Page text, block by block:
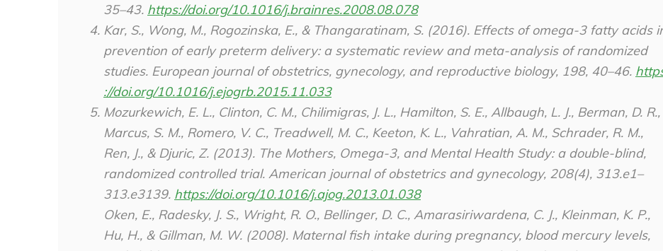
35–43. https://doi.org/10.1016/j.brainres.2008.08.078
Kar, S., Wong, M., Rogozinska, E., & Thangaratinam, S. (2016). Effects of omega-3 fatty acids
prevention of early preterm delivery: a systematic review and meta-analysis of randomized
studies. European journal of obstetrics, gynecology, and reproductive biology, 198, 40–46.
://doi.org/10.1016/j.ejogrb.2015.11.033
Mozurkewich, E. L., Clinton, C. M., Chilimigras, J. L., Hamilton, S. E., Allbaugh, L. J., Berman, D. R.,
Marcus, S. M., Romero, V. C., Treadwell, M. C., Keeton, K. L., Vahratian, A. M., Schrader, R. M.,
Ren, J., & Djuric, Z. (2013). The Mothers, Omega-3, and Mental Health Study: a double-blind,
randomized controlled trial. American journal of obstetrics and gynecology, 208(4), 313.e1–
313.e3139. https://doi.org/10.1016/j.ajog.2013.01.038
Oken, E., Radesky, J. S., Wright, R. O., Bellinger, D. C., Amarasiriwardena, C. J., Kleinman, K. P.,
Hu, H., & Gillman, M. W. (2008). Maternal fish intake during pregnancy, blood mercury levels,